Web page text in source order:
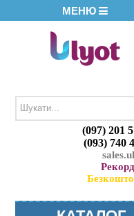
МЕНЮ
(097) 201
(093) 740